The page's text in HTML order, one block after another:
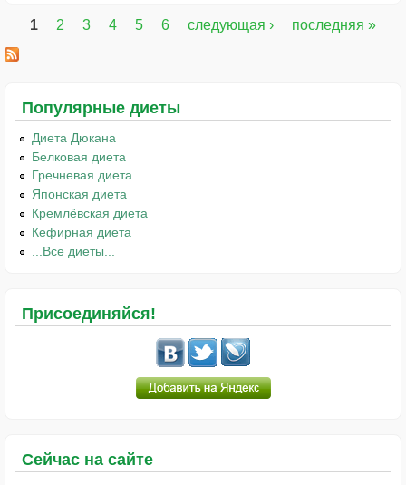
Страницы
1 2 3 4 5 6 следующая › последняя »
Популярные диеты
Диета Дюкана
Белковая диета
Гречневая диета
Японская диета
Кремлёвская диета
Кефирная диета
...Все диеты...
Присоединяйся!
Сейчас на сайте